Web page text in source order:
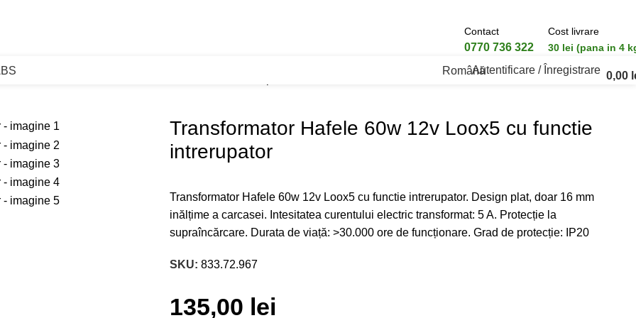
Contact
0770 736 322
Cost livrare
30 lei (pana in 4
RomânăAutentificare / Înregistrare 0,00
Transformator Hafele 60w 12v Loox5 cu functie
intrerupator
Transformator Hafele 60w 12v Loox5 cu functie intrerupator. Design plat, doar 16 mm
inălțime a carcasei. Intesitatea curentului electric transformat: 5 A. Protecție la
supraîncărcare. Durata de viață: >30.000 ore de funcționare. Grad de protecție: IP20
SKU: 833.72.967
135,00 lei